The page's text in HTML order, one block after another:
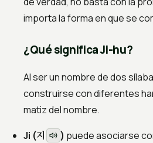
importa la forma en que se
¿Qué significa Ji-hu?
Al ser un nombre de dos
construirse con diferentes
matiz del nombre.
Ji (지 ) puede asociarse